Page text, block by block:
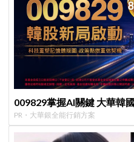
009829掌握AI關鍵 大華韓
PR・大華銀全能行銷方案